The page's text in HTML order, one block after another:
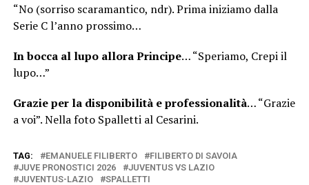
“No (sorriso scaramantico, ndr). Prima iniziamo dalla
Serie C l’anno prossimo…
In bocca al lupo allora Principe… “Speriamo, Crepi il
lupo…”
Grazie per la disponibilità e professionalità… “Grazie
a voi”. Nella foto Spalletti al Cesarini.
TAG: EMANUELE FILIBERTO
FILIBERTO DI SAVOIA
JUVE PRONOSTICI 2026
JUVENTUS VS LAZIO
JUVENTUS-LAZIO
SPALLETTI